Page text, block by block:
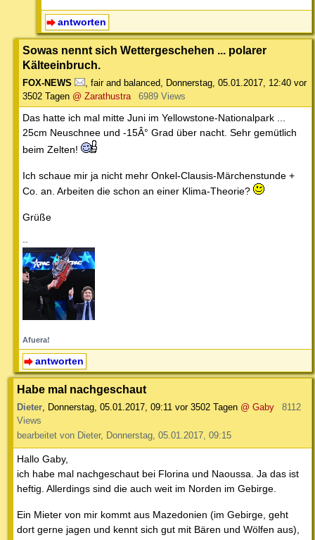
antworten
Sowas nennt sich Wettergeschehen ... polarer
Kälteeinbruch.
FOX-NEWS fair and balanced Donnerstag, 05.01.2017, 12:40 vor
3502 Tagen @ Zarathustra 6989 Views
Das hatte ich mal mitte Juni im Yellowstone-Nationalpark ...
25cm Neuschnee und -15Â° Grad über nacht. Sehr gemütlich
beim Zelten!
Ich schaue mir ja nicht mehr Onkel-Clausis-Märchenstunde +
Co. an. Arbeiten die schon an einer Klima-Theorie?
Grüße
--
Afuera!
antworten
Habe mal nachgeschaut
Dieter Donnerstag, 05.01.2017, 09:11 vor 3502 Tagen @ Gaby
8112
Views
bearbeitet von Dieter, Donnerstag, 05.01.2017, 09:15
Hallo Gaby,
ich habe mal nachgeschaut bei Florina und Naoussa. Ja das ist
heftig. Allerdings sind die auch weit im Norden im Gebirge.
Ein Mieter von mir kommt aus Mazedonien (im Gebirge, geht
dort gerne jagen und kennt sich gut mit Bären und Wölfen aus),